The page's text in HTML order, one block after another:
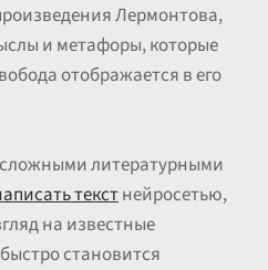
Лермонтова,
и метафоры, которые
отображается в его
литературными
текстнейросетью,
на известные
становится